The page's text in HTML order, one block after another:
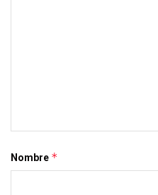
Nombre *